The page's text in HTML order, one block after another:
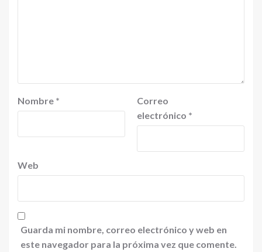
Nombre *
Correo
electrónico *
Web
Guarda mi nombre, correo electrónico y web en
este navegador para la próxima vez que comente.